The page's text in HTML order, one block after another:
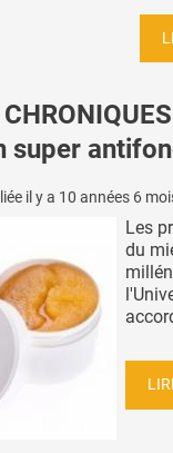
super
il y a 10 années 6
Les
du